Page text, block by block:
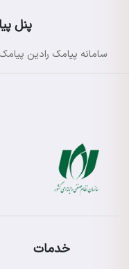
پنل
سامانه پیامک رادین
خدمات